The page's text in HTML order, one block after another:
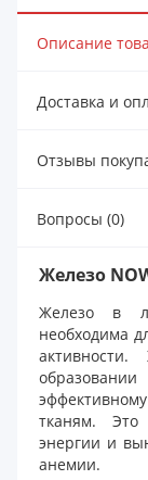
Описание
Доставка и
Отзывы
Вопросы (0)
Железо
Железо в
необходима
тканям.
энергии и
анемии.